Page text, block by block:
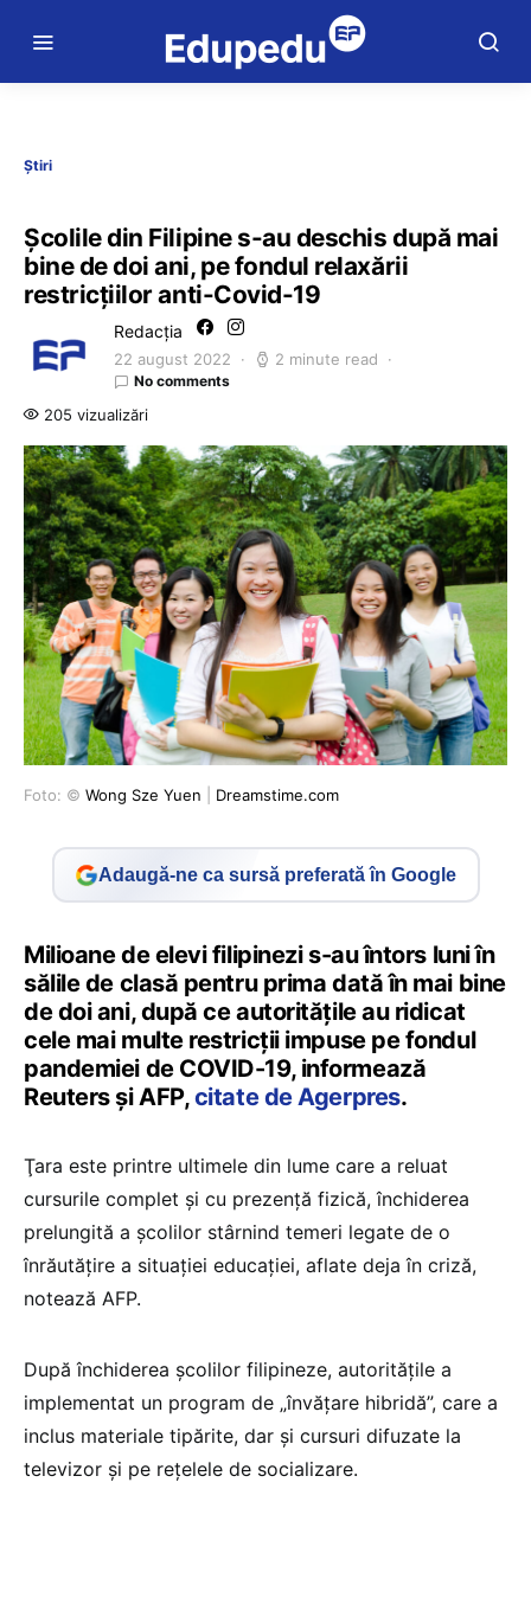
Știri
Școlile din Filipine s-au deschis după mai
bine de doi ani, pe fondul relaxării
restricțiilor anti-Covid-19
Redacția
22 august 2022 2 minute read
No comments
205 vizualizări
Foto: © Wong Sze Yuen Dreamstime.com
Adaugă-ne ca sursă preferată în Google
Milioane de elevi filipinezi s-au întors luni în
sălile de clasă pentru prima dată în mai bine
de doi ani, după ce autorităţile au ridicat
cele mai multe restricţii impuse pe fondul
pandemiei de COVID-19, informează
Reuters şi AFP,citate de Agerpres.
Ţara este printre ultimele din lume care a reluat
cursurile complet şi cu prezenţă fizică, închiderea
prelungită a şcolilor stârnind temeri legate de o
înrăutăţire a situaţiei educaţiei, aflate deja în criză,
notează AFP.
După închiderea şcolilor filipineze, autorităţile a
implementat un program de „învăţare hibridă”, care a
inclus materiale tipărite, dar şi cursuri difuzate la
televizor şi pe reţelele de socializare.